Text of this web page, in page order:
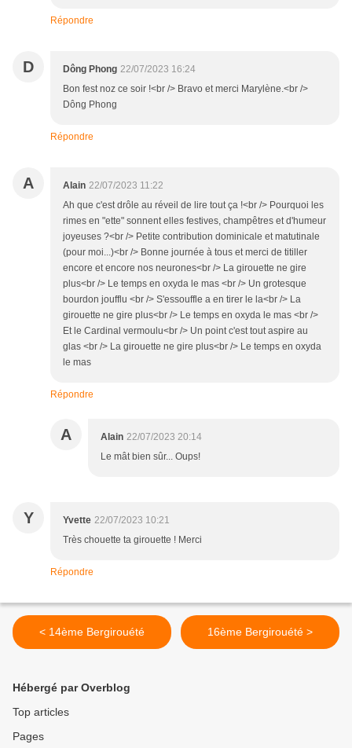
Répondre
D Dông Phong 22/07/2023 16:24
Bon fest noz ce soir !<br /> Bravo et merci Marylène.<br />
Dông Phong
Répondre
A Alain 22/07/2023 11:22
Ah que c'est drôle au réveil de lire tout ça !<br /> Pourquoi les
rimes en "ette" sonnent elles festives, champêtres et d'humeur
joyeuses ?<br /> Petite contribution dominicale et matutinale
(pour moi...)<br /> Bonne journée à tous et merci de titiller
encore et encore nos neurones<br /> La girouette ne gire
plus<br /> Le temps en oxyda le mas <br /> Un grotesque
bourdon joufflu <br /> S'essouffle a en tirer le la<br /> La
girouette ne gire plus<br /> Le temps en oxyda le mas <br />
Et le Cardinal vermoulu<br /> Un point c'est tout aspire au
glas <br /> La girouette ne gire plus<br /> Le temps en oxyda
le mas
Répondre
A Alain 22/07/2023 20:14
Le mât bien sûr... Oups!
Y Yvette 22/07/2023 10:21
Très chouette ta girouette ! Merci
Répondre
< 14ème Bergirouété 16ème Bergirouété >
Hébergé par Overblog
Top articles
Pages